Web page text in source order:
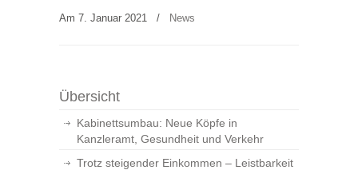
Am 7. Januar 2021 / News
Übersicht
Kabinettsumbau: Neue Köpfe in
Kanzleramt, Gesundheit und Verkehr
Trotz steigender Einkommen – Leistbarkeit